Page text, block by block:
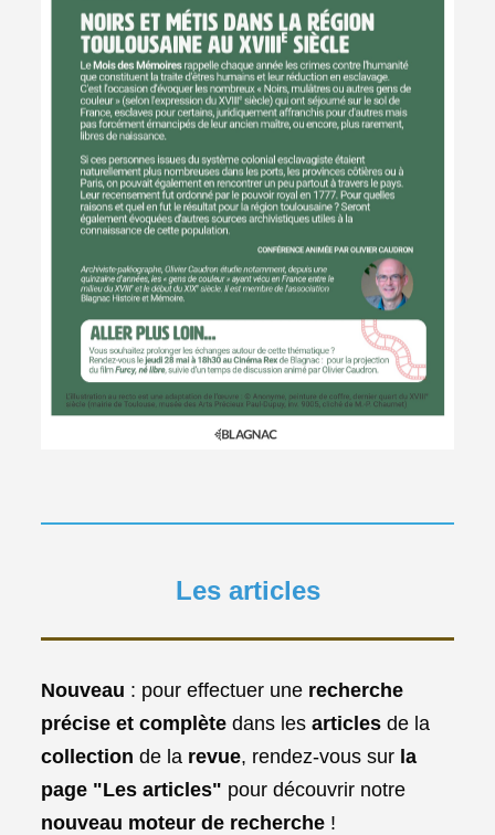
Les articles
Nouveau : pour effectuer une recherche
précise et complète dans lesarticles de la
collection de la revue, rendez-vous sur la
page "Les articles" pour découvrir notre
nouveau moteur de recherche !